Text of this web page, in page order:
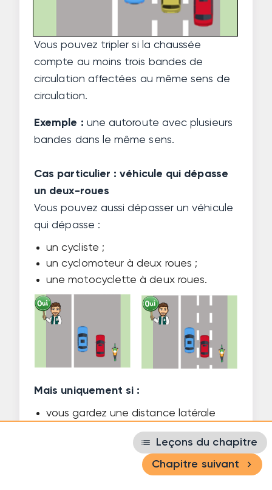
Vous pouvez tripler si la chaussée
compte au moins trois bandes de
circulation affectées au même sens de
circulation.
Exemple : une autoroute avec plusieurs
bandes dans le même sens.
Cas particulier : véhicule qui dépasse
un deux-roues
Vous pouvez aussi dépasser un véhicule
qui dépasse :
un cycliste ;
un cyclomoteur à deux roues ;
une motocyclette à deux roues.
Mais uniquement si :
vous gardez une distance latérale
la manœuvre se fait sans danger ;
le deux-roues est bien à droite.
list
Leçons du chapitre
Chapitre suivant
navigate_next